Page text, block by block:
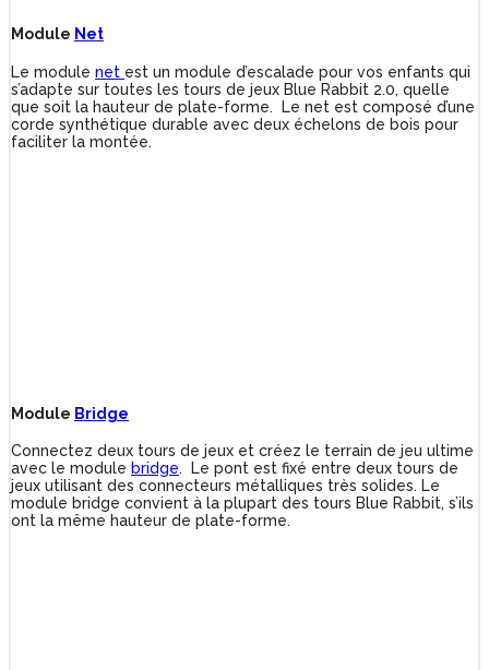
Module Net
Le module net est un module d’escalade pour vos enfants qui
s’adapte sur toutes les tours de jeux Blue Rabbit 2.0, quelle
que soit la hauteur de plate-forme. Le net est composé d’une
corde synthétique durable avec deux échelons de bois pour
faciliter la montée.
Module Bridge
Connectez deux tours de jeux et créez le terrain de jeu ultime
avec le module bridge. Le pont est fixé entre deux tours de
jeux utilisant des connecteurs métalliques très solides. Le
module bridge convient à la plupart des tours Blue Rabbit, s’ils
ont la même hauteur de plate-forme.